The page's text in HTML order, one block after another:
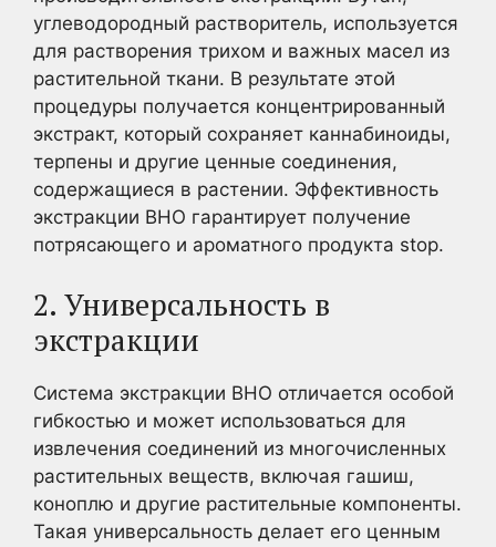
углеводородный растворитель, используется
для растворения трихом и важных масел из
растительной ткани. В результате этой
процедуры получается концентрированный
экстракт, который сохраняет каннабиноиды,
терпены и другие ценные соединения,
содержащиеся в растении. Эффективность
экстракции BHO гарантирует получение
потрясающего и ароматного продукта stop.
2. Универсальность в
экстракции
Система экстракции BHO отличается особой
гибкостью и может использоваться для
извлечения соединений из многочисленных
растительных веществ, включая гашиш,
коноплю и другие растительные компоненты.
Такая универсальность делает его ценным